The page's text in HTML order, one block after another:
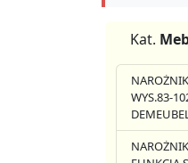
Kat.
WYS.83-